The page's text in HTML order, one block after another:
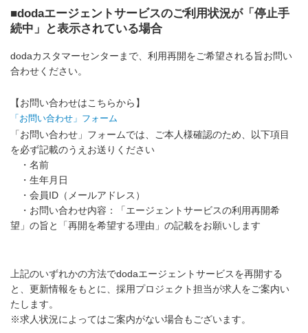
■dodaエージェントサービスのご利用状況が「停止手
続中」と表示されている場合
dodaカスタマーセンターまで、利用再開をご希望される旨お問い
合わせください。
【お問い合わせはこちらから】
「お問い合わせ」フォーム
「お問い合わせ」フォームでは、ご本人様確認のため、以下項目
を必ず記載のうえお送りください
・名前
・生年月日
・会員ID（メールアドレス）
・お問い合わせ内容：「エージェントサービスの利用再開希
望」の旨と「再開を希望する理由」の記載をお願いします
上記のいずれかの方法でdodaエージェントサービスを再開する
と、更新情報をもとに、採用プロジェクト担当が求人をご案内い
たします。
※求人状況によってはご案内がない場合もございます。